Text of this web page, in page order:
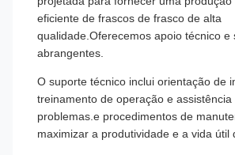
eficiente de frascos de frasco de alta
qualidade.Oferecemos apoio técnico e
abrangentes.
O suporte técnico inclui orientação de
treinamento de operação e
problemas.e procedimentos de
maximizar a produtividade e a vida útil